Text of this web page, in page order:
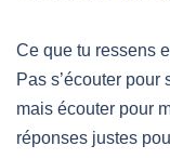
Ce que tu ressens
Pas s’écouter
mais écouter pour
réponses justes